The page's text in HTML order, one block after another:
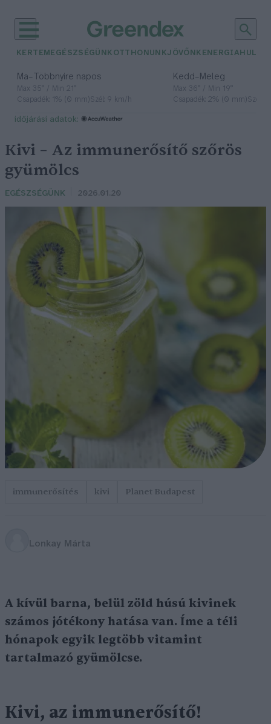
KERTEM EGÉSZSÉGÜNK OTTHONUNKJÖVŐNK ENERGIA
Ma– Többnyire napos
Max 35° / Min 21°
Csapadék: 1% (0 mm)Szél: 9 km/h
Kedd– Meleg
Max 36° / Min 19°
Csapadék: 2% (0 mm)Szél:
időjárási adatok:
Kivi – Az immunerősítő szőrös
gyümölcs
EGÉSZSÉGÜNK 2026.01.20
immunerősítés kivi Planet Budapest
Lonkay Márta
A kívül barna, belül zöld húsú kivinek
számos jótékony hatása van. Íme a téli
hónapok egyik legtöbb vitamint
tartalmazó gyümölcse.
Kivi, az immunerősítő!